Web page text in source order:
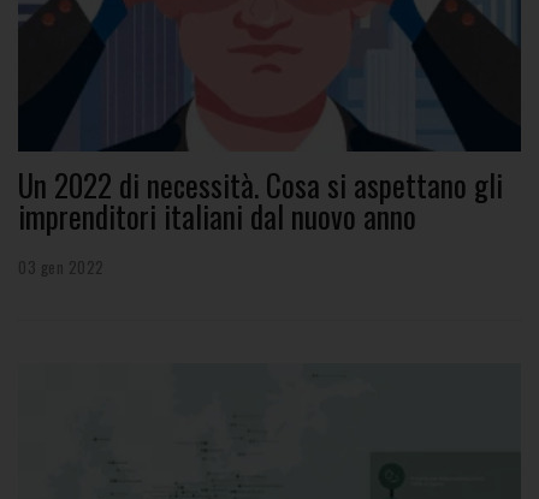
Un 2022 di necessità. Cosa si aspettano gli
imprenditori italiani dal nuovo anno
03 gen 2022